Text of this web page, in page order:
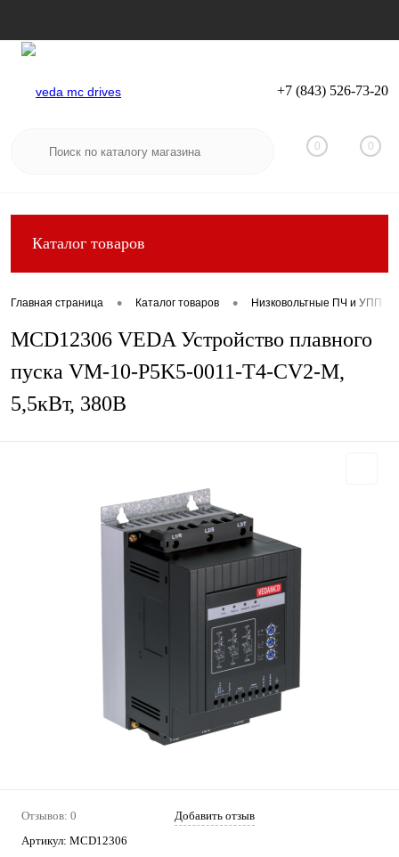
Вход Регистрация
+7 (843) 526-73-20
0 0
Каталог товаров
Главная страница • Каталог товаров • Низковольтные ПЧ и УПП
MCD12306 VEDA Устройство плавного
пуска VM-10-P5K5-0011-T4-CV2-M,
5,5кВт, 380В
Отзывов: 0
Добавить отзыв
Артикул: MCD12306